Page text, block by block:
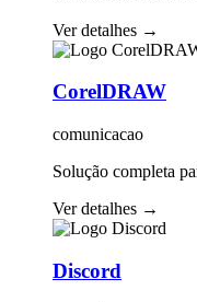
Ver detalhes →
CorelDRAW
comunicacao
Solução completa
Ver detalhes →
Discord